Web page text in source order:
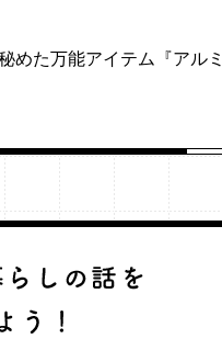
めた万能アイテム『アル